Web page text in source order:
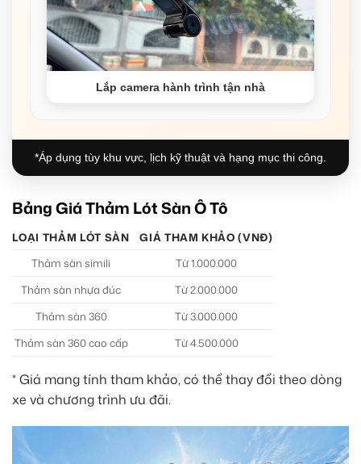
Lắp camera hành trình tận nhà
*Áp dụng tùy khu vực, lịch kỹ thuật và hạng mục thi công.
Bảng Giá Thảm Lót Sàn Ô Tô
LOẠI THẢM LÓT SÀN
GIÁ THAM KHẢO (VNĐ)
Thảm sàn simili
Từ 1.000.000
Thảm sàn nhựa đúc
Từ 2.000.000
Thảm sàn 360
Từ 3.000.000
Thảm sàn 360 cao cấp
Từ 4.500.000
* Giá mang tính tham khảo, có thể thay đổi theo dòng
xe và chương trình ưu đãi.